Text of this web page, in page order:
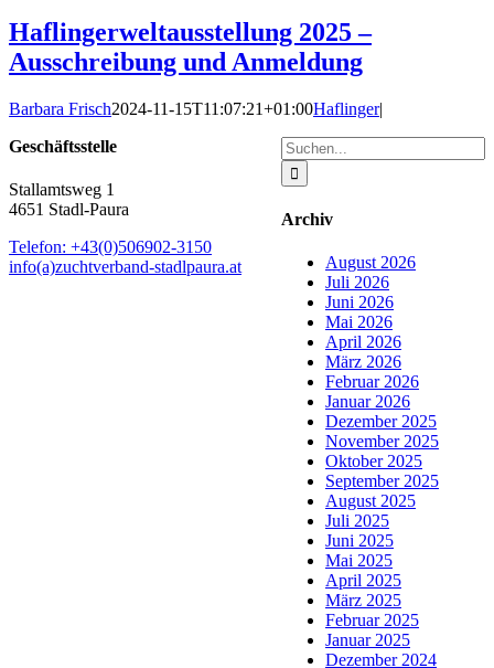
Haflinger­weltausstellung 2025 –
Ausschreibung und Anmeldung
Barbara Frisch2024-11-15T11:07:21+01:00Haflinger|
Suche
nach:
Archiv
August 2026
Juli 2026
Juni 2026
Mai 2026
April 2026
März 2026
Februar 2026
Januar 2026
Dezember 2025
November 2025
Oktober 2025
September 2025
August 2025
Juli 2025
Juni 2025
Mai 2025
April 2025
März 2025
Februar 2025
Januar 2025
Dezember 2024
Geschäftsstelle
Stallamtsweg 1
4651 Stadl-Paura
Telefon: +43(0)506902-3150
info(a)zuchtverband-stadlpaura.at